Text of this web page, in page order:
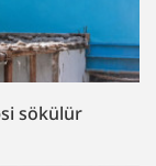
sökülür